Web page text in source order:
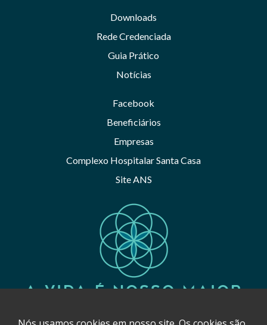
Downloads
Rede Credenciada
Guia Prático
Notícias
Facebook
Beneficiários
Empresas
Complexo Hospitalar Santa Casa
Site ANS
A VIDA É NOSSO MAIOR